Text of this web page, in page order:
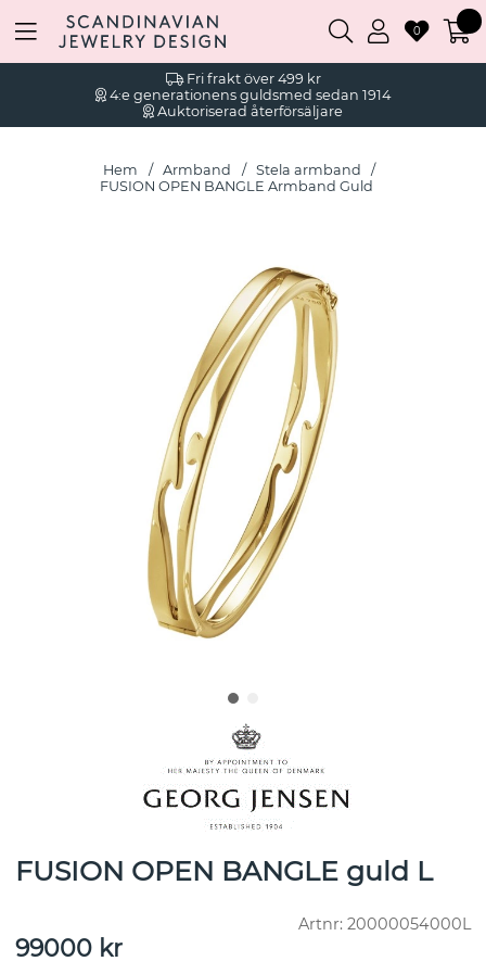
Fri frakt över 499 kr
4:e generationens guldsmed sedan 1914
Auktoriserad återförsäljare
0
Hem Armband
Stela armband
FUSION OPEN BANGLE Armband Guld
FUSION OPEN BANGLE guld L
Artnr: 20000054000L
99000 kr